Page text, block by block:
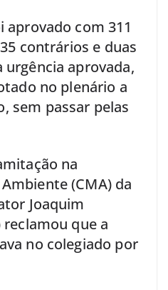
com 311
contrários e duas
urgência aprovada,
no plenário a
sem passar pelas
na
(CMA) da
Joaquim
reclamou que a
no colegiado por